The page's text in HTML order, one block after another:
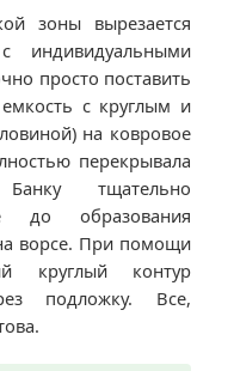
зоны вырезается
индивидуальными
просто поставить
с круглым и
на ковровое
перекрывала
тщательно
до образования
ворсе. При помощи
круглый контур
подложку. Все,